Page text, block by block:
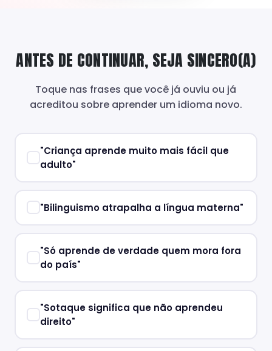
ANTES DE CONTINUAR, SEJA SINCERO(A)
Toque nas frases que você já ouviu ou já
acreditou sobre aprender um idioma novo.
"Criança aprende muito mais fácil que
adulto"
"Bilinguismo atrapalha a língua materna"
"Só aprende de verdade quem mora fora
do país"
"Sotaque significa que não aprendeu
direito"